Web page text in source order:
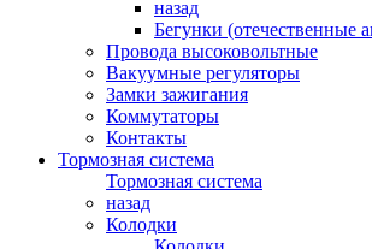
назад
Бегунки (отечественные
Провода высоковольтные
Вакуумные регуляторы
Замки зажигания
Коммутаторы
Контакты
Тормозная система
Тормозная система
назад
Колодки